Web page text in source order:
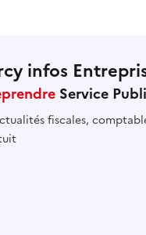
infos
Service
fiscales,